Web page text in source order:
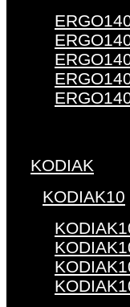
KODIAK
KODIAK10